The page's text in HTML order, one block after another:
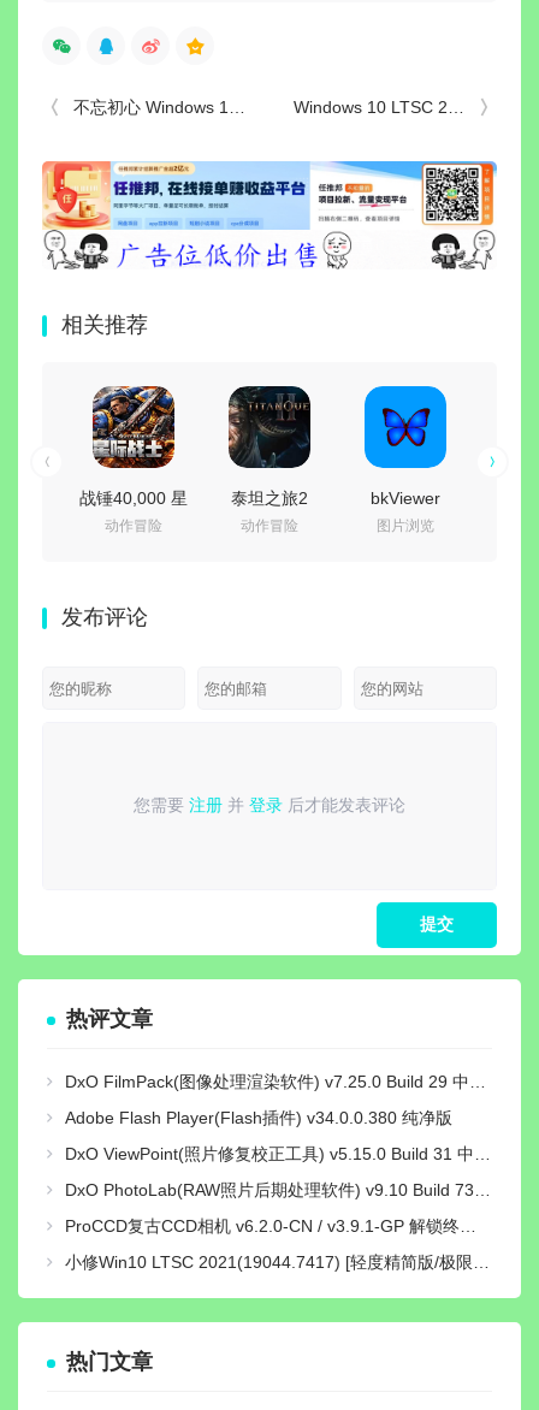
不忘初心 Windows 10 LTSC 2019(17763.8880) 无更新/可更新[纯净精简版/深度精简版] Windows 10 LTSC 2019(17763.8880) 不忘初心游戏版
相关推荐
战锤40,000 星
际战士2
国语绿色版|对
+预购特典+全
动作冒险
泰坦之旅2
Build.24619611
特典+全
动作冒险
bkViewer
v8.8c 绿色版
图片浏览
发布评论
您需要 注册 并 登录 后才能发表评论
请登录或 注册后再发表评论！
热评文章
DxO FilmPack(图像处理渲染软件) v7.25.0 Build 29 中文绿色激活版
Adobe Flash Player(Flash插件) v34.0.0.380 纯净版
DxO ViewPoint(照片修复校正工具) v5.15.0 Build 31 中文绿色便携版
DxO PhotoLab(RAW照片后期处理软件) v9.10 Build 736 中文激活版
ProCCD复古CCD相机 v6.2.0-CN / v3.9.1-GP 解锁终身pro会员版
小修Win10 LTSC 2021(19044.7417) [轻度精简版/极限精简版]
热门文章